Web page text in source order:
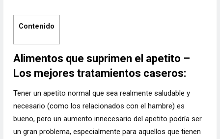
Contenido
Alimentos que suprimen el apetito –
Los mejores tratamientos caseros:
Tener un apetito normal que sea realmente saludable y
necesario (como los relacionados con el hambre) es
bueno, pero un aumento innecesario del apetito podría ser
un gran problema, especialmente para aquellos que tienen